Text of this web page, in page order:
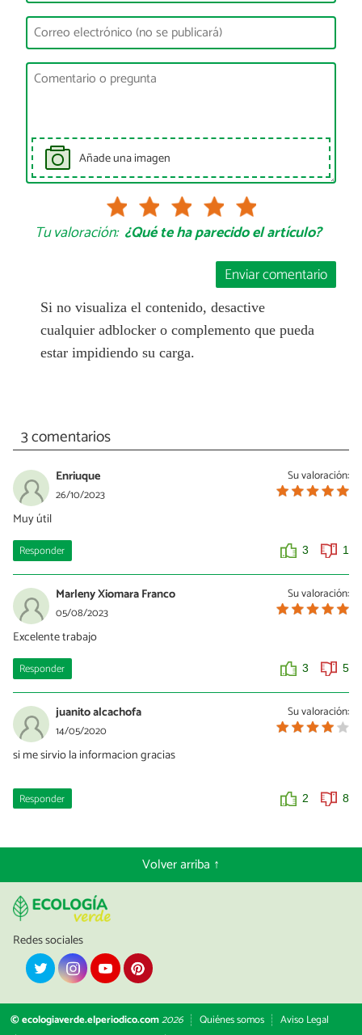
Añade una imagen
Tu valoración: ¿Qué te ha parecido el artículo?
Enviar comentario
Si no visualiza el contenido, desactive
cualquier adblocker o complemento que pueda
estar impidiendo su carga.
3 comentarios
Su valoración:
Enriuque
26/10/2023
Muy útil
Responder 3 1
Su valoración:
Marleny Xiomara Franco
05/08/2023
Excelente trabajo
Responder 3 5
Su valoración:
juanito alcachofa
14/05/2020
si me sirvio la informacion gracias
Responder 2 8
Volver arriba ↑
Redes sociales
© ecologiaverde.elperiodico.com2026 Quiénes somos
Aviso Legal